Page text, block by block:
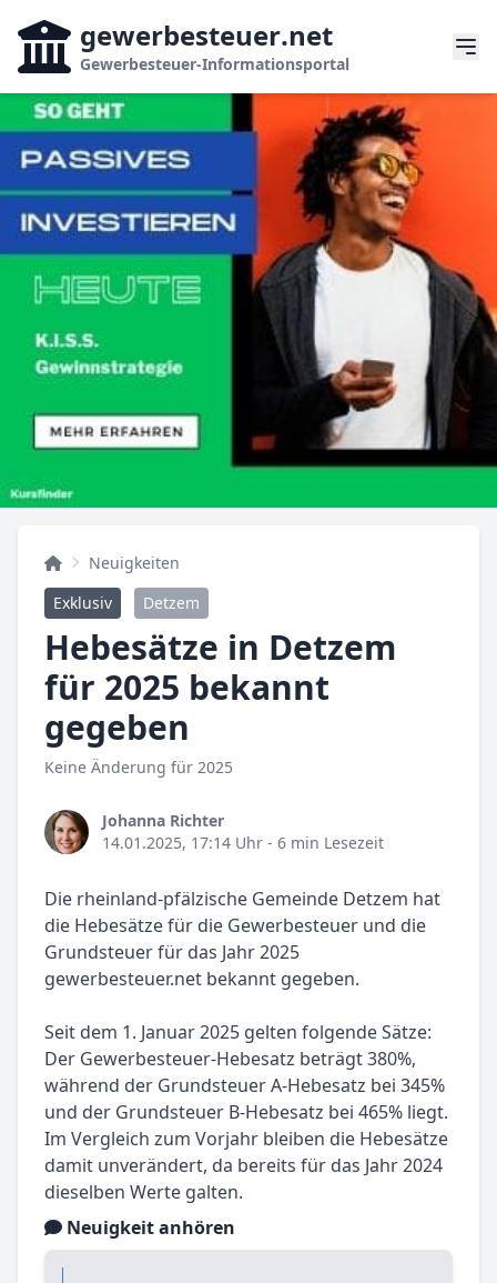
gewerbesteuer.net
Gewerbesteuer-Informationsportal
Neuigkeiten
Exklusiv
Detzem
Hebesätze in Detzem
für 2025 bekannt
gegeben
Keine Änderung für 2025
Johanna Richter
14.01.2025, 17:14 Uhr - 6 min Lesezeit
Die rheinland-pfälzische Gemeinde Detzem hat
die Hebesätze für die Gewerbesteuer und die
Grundsteuer für das Jahr 2025
gewerbesteuer.net bekannt gegeben.
Seit dem 1. Januar 2025 gelten folgende Sätze:
Der Gewerbesteuer-Hebesatz beträgt 380%,
während der Grundsteuer A-Hebesatz bei 345%
und der Grundsteuer B-Hebesatz bei 465% liegt.
Im Vergleich zum Vorjahr bleiben die Hebesätze
damit unverändert, da bereits für das Jahr 2024
dieselben Werte galten.
Neuigkeit anhören